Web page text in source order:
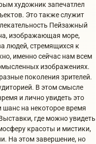
художник запечатлел
Это также служит
Пейзажный
изображающая море,
людей, стремящихся к
именно сейчас нам всем
изображениях.
поколения зрителей.
В этом смысле
и лично увидеть это
шанс на некоторое время
где можно увидеть
красоты и мистики,
На этом завершение, но